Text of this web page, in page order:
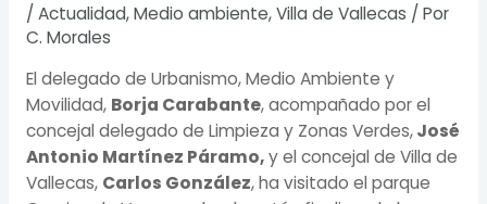
/ Actualidad,Medio ambiente,Villa de Vallecas / Por
C. Morales
El delegado de Urbanismo, Medio Ambiente y
Movilidad, Borja Carabante, acompañado por el
concejal delegado de Limpieza y Zonas Verdes,José
Antonio Martínez Páramo,y el concejal de Villa de
Vallecas, Carlos González, ha visitado el parque